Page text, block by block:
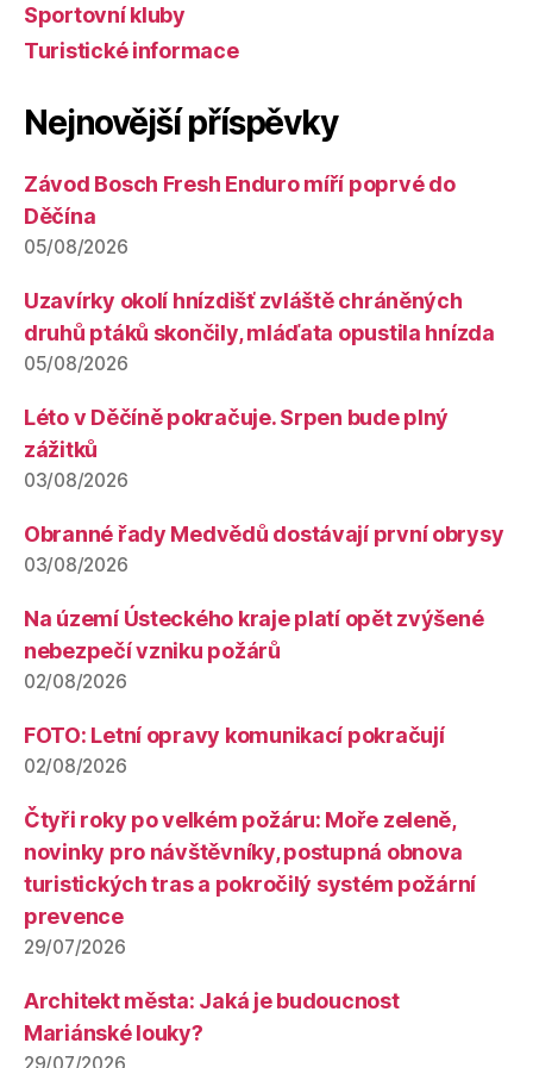
Sportovní kluby
Turistické informace
Nejnovější příspěvky
Závod Bosch Fresh Enduro míří poprvé do
Děčína
05/08/2026
Uzavírky okolí hnízdišť zvláště chráněných
druhů ptáků skončily, mláďata opustila hnízda
05/08/2026
Léto v Děčíně pokračuje. Srpen bude plný
zážitků
03/08/2026
Obranné řady Medvědů dostávají první obrysy
03/08/2026
Na území Ústeckého kraje platí opět zvýšené
nebezpečí vzniku požárů
02/08/2026
FOTO: Letní opravy komunikací pokračují
02/08/2026
Čtyři roky po velkém požáru: Moře zeleně,
novinky pro návštěvníky, postupná obnova
turistických tras a pokročilý systém požární
prevence
29/07/2026
Architekt města: Jaká je budoucnost
Mariánské louky?